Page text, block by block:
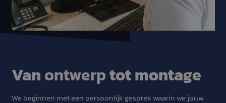
Vanontwerptot montage
We beginnen met een persoonlijk gesprek waarin we jouw